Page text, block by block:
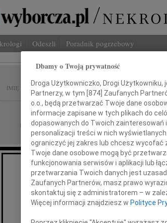
Odeszli Poradnik pogrzebowy
IMIĘ I NAZWISKO: Jerzy Dulembo
REGION: Warszawa
DATA EMISJI: 09.12.2009
Z głębokim żalem
zmarłego dnia 2 grudnia
naszego drogiego
Dbamy o Twoją prywatność
Droga Użytkowniczko, Drogi
Partnerzy, w tym [874] Zaufanych
o.o., będą przetwarzać Twoje dane
informacje zapisane w tych plikach do
dopasowanych do Twoich zainteresowań
personalizacji treści w nich
ograniczyć jej zakres lub chcesz wycofać
Twoje dane osobowe mogą być
funkcjonowania serwisów i aplikacji lub
przetwarzania Twoich danych jest
Zaufanych Partnerów, masz prawo
skontaktuj się z administratorem – w
Więcej informacji znajdziesz w Polityce